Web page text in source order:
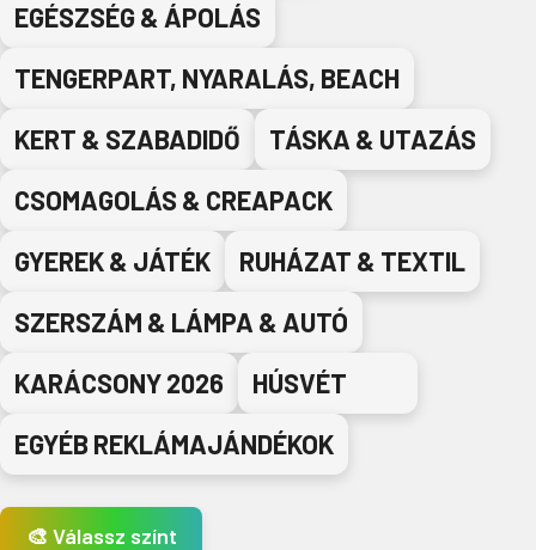
EGÉSZSÉG & ÁPOLÁS
TENGERPART, NYARALÁS, BEACH
KERT & SZABADIDŐ
TÁSKA & UTAZÁS
CSOMAGOLÁS & CREAPACK
GYEREK & JÁTÉK
RUHÁZAT & TEXTIL
SZERSZÁM & LÁMPA & AUTÓ
KARÁCSONY 2026
HÚSVÉT
EGYÉB REKLÁMAJÁNDÉKOK
🎨 Válassz színt